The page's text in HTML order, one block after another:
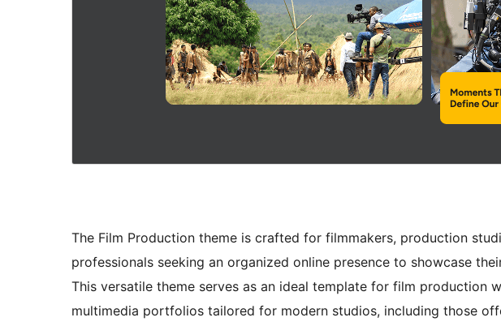
The Film Production theme is crafted for filmmakers, production
professionals seeking an organized online presence to showcase
This versatile theme serves as an ideal template for film production
multimedia portfolios tailored for modern studios, including those